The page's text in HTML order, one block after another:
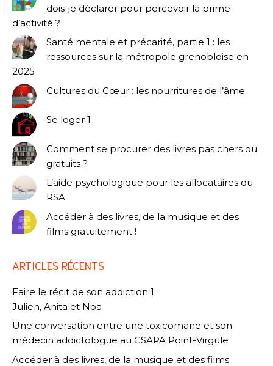
dois-je déclarer pour percevoir la prime
d’activité ?
Santé mentale et précarité, partie 1 : les
ressources sur la métropole grenobloise en
2025
Cultures du Cœur : les nourritures de l’âme
Se loger 1
Comment se procurer des livres pas chers ou
gratuits ?
L’aide psychologique pour les allocataires du
RSA
Accéder à des livres, de la musique et des
films gratuitement !
ARTICLES RÉCENTS
Faire le récit de son addiction 1
Julien, Anita et Noa
Une conversation entre une toxicomane et son
médecin addictologue au CSAPA Point-Virgule
Accéder à des livres, de la musique et des films